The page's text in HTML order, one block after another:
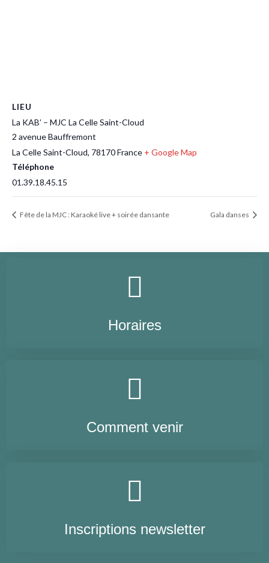
LIEU
La KAB’ – MJC La Celle Saint-Cloud
2 avenue Bauffremont
La Celle Saint-Cloud, 78170France + Google Map
Téléphone
01.39.18.45.15
Fête de la MJC : Karaoké live + soirée dansante Gala danses
Horaires
Comment venir
Inscriptions newsletter